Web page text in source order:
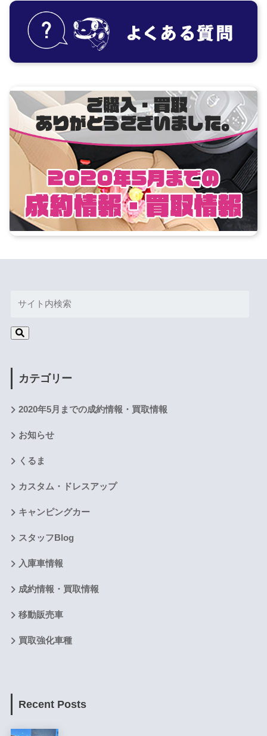
カテゴリー
2020年5月までの成約情報・買取情報
お知らせ
くるま
カスタム・ドレスアップ
キャンピングカー
スタッフBlog
入庫車情報
成約情報・買取情報
移動販売車
買取強化車種
Recent Posts